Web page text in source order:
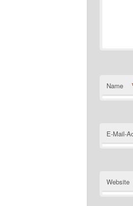
Name
E-Mail-
Website